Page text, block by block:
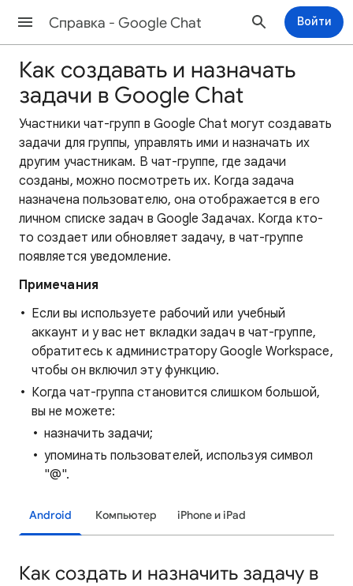
Cправка - Google Chat Войти
Как создавать и назначать
задачи в Google Chat
Участники чат-групп в Google Chat могут создавать
задачи для группы, управлять ими и назначать их
другим участникам. В чат-группе, где задачи
созданы, можно посмотреть их. Когда задача
назначена пользователю, она отображается в его
личном списке задач в Google Задачах. Когда кто-
то создает или обновляет задачу, в чат-группе
появляется уведомление.
Примечания
Если вы используете рабочий или учебный
аккаунт и у вас нет вкладки задач в чат-группе,
обратитесь к администратору Google Workspace,
чтобы он включил эту функцию.
Когда чат-группа становится слишком большой,
вы не можете:
назначить задачи;
упоминать пользователей, используя символ
"@".
Android Компьютер iPhone и iPad
Как создать и назначить задачу в